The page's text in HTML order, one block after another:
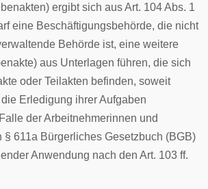
ergibt sich aus Art. 104 Abs. 1
eine Beschäftigungsbehörde, die nicht
Behörde ist, eine weitere
aus Unterlagen führen, die sich
oder Teilakten befinden, soweit
Erledigung ihrer Aufgaben
der Arbeitnehmerinnen und
§ 611a Bürgerliches Gesetzbuch (BGB)
Anwendung nach den Art. 103 ff.